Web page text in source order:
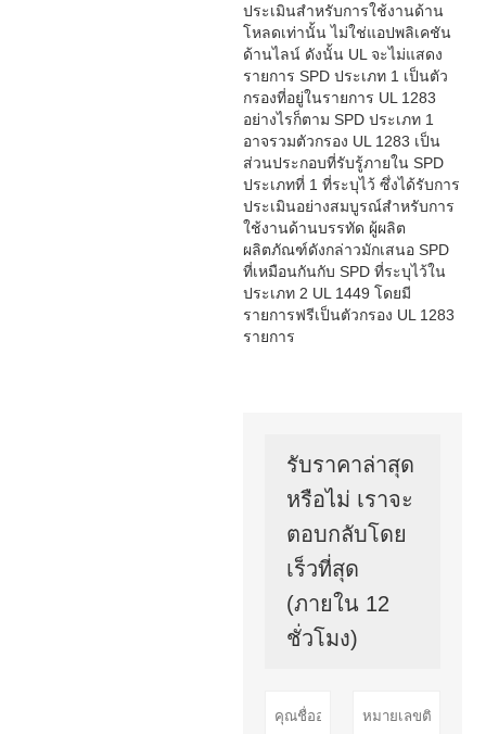
ประเมินสำหรับการใช้งานด้าน
โหลดเท่านั้น ไม่ใช่แอปพลิเคชัน
ด้านไลน์ ดังนั้น UL จะไม่แสดง
รายการ SPD ประเภท 1 เป็นตัว
กรองที่อยู่ในรายการ UL 1283
อย่างไรก็ตาม SPD ประเภท 1
อาจรวมตัวกรอง UL 1283 เป็น
ส่วนประกอบที่รับรู้ภายใน SPD
ประเภทที่ 1 ที่ระบุไว้ ซึ่งได้รับการ
ประเมินอย่างสมบูรณ์สำหรับการ
ใช้งานด้านบรรทัด ผู้ผลิต
ผลิตภัณฑ์ดังกล่าวมักเสนอ SPD
ที่เหมือนกันกับ SPD ที่ระบุไว้ใน
ประเภท 2 UL 1449 โดยมี
รายการฟรีเป็นตัวกรอง UL 1283
รายการ
รับราคาล่าสุด
หรือไม่ เราจะ
ตอบกลับโดย
เร็วที่สุด
(ภายใน 12
ชั่วโมง)